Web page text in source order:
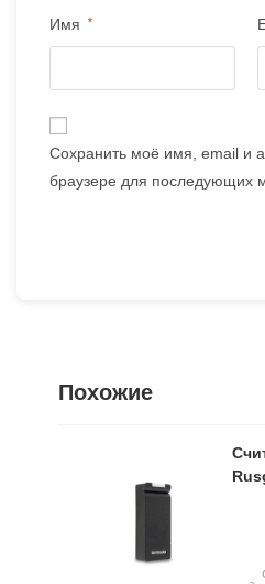
Имя *
Сохранить моё имя, email и
браузере для последующих
Похожие